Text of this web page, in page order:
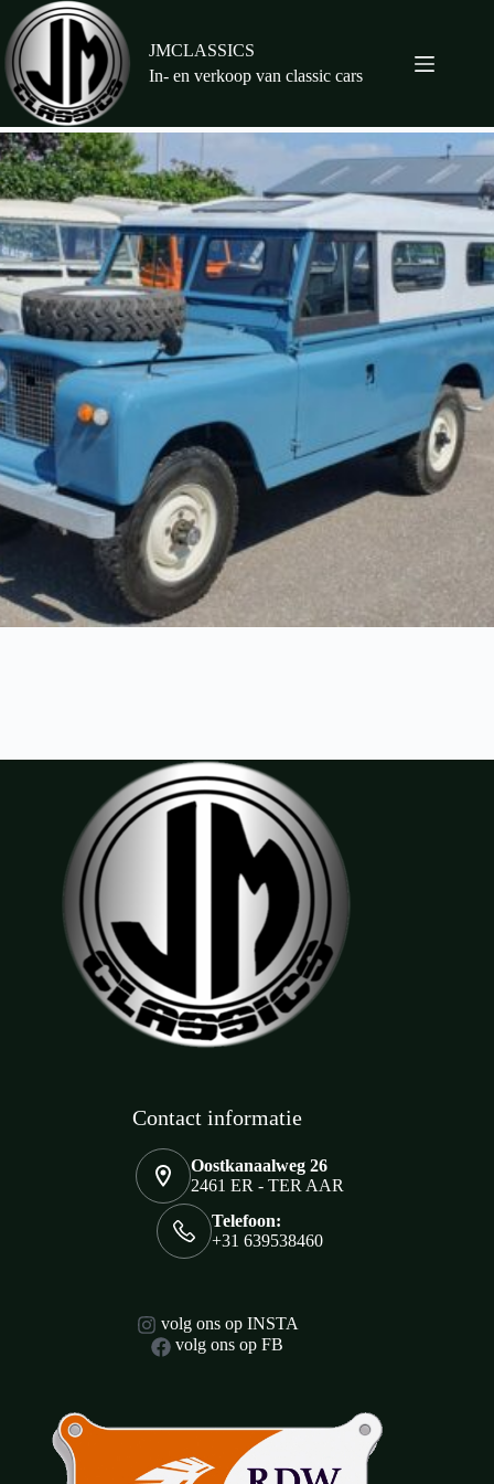
naar
de
inhoud
JMCLASSICS
In- en verkoop van classic cars
Contact informatie
Oostkanaalweg 26
2461 ER - TER AAR
Telefoon:
+31 639538460
volg ons op INSTA
volg ons op FB